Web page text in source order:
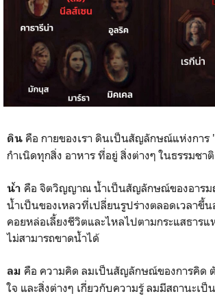
ดิน คือ กายของเรา ดินเป็นสัญลักษณ์แห่งการ
กำเนิดทุกสิ่ง อาหาร ที่อยู่ สิ่งต่างๆ ในธรรมชาติ
น้ำ คือ จิตวิญญาณ น้ำเป็นสัญลักษณ์ของอารม
น้ำเป็นของเหลวที่เปลี่ยนรูปร่างตลอดเวลาขึ้
คอยหล่อเลี้ยงชีวิตและไหลไปตามกระแสธาร
ไม่สามารถขาดน้ำได้
ลม คือ ความคิด ลมเป็นสัญลักษณ์ของการคิด
ใจ และสิ่งต่างๆ เกี่ยวกับความรู้ ลมมีสถานะเ